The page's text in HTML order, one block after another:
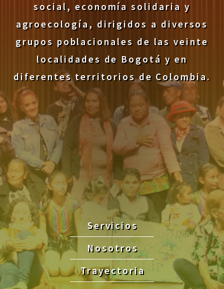
social, economía solidaria y
agroecología, dirigidos a diversos
grupos poblacionales de las veinte
localidades de Bogotá y en
diferentes territorios de Colombia.
Servicios
Nosotros
Trayectoria